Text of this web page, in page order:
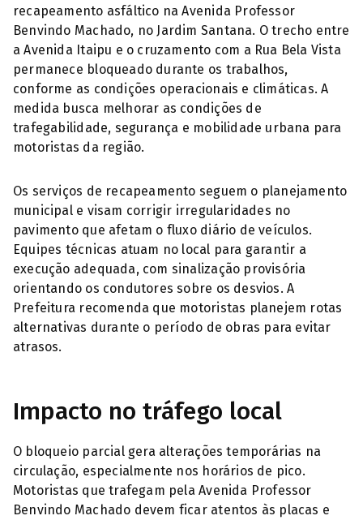
recapeamento asfáltico na Avenida Professor
Benvindo Machado, no Jardim Santana. O trecho entre
a Avenida Itaipu e o cruzamento com a Rua Bela Vista
permanece bloqueado durante os trabalhos,
conforme as condições operacionais e climáticas. A
medida busca melhorar as condições de
trafegabilidade, segurança e mobilidade urbana para
motoristas da região.
Os serviços de recapeamento seguem o planejamento
municipal e visam corrigir irregularidades no
pavimento que afetam o fluxo diário de veículos.
Equipes técnicas atuam no local para garantir a
execução adequada, com sinalização provisória
orientando os condutores sobre os desvios. A
Prefeitura recomenda que motoristas planejem rotas
alternativas durante o período de obras para evitar
atrasos.
Impacto no tráfego local
O bloqueio parcial gera alterações temporárias na
circulação, especialmente nos horários de pico.
Motoristas que trafegam pela Avenida Professor
Benvindo Machado devem ficar atentos às placas e